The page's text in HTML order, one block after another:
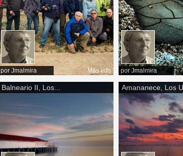
por Jmalmira Más info por Jmalmira
Balneario II, Los... Amananece, Los